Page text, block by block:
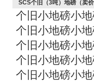
SCS个旧（3吨）地磅（卖
个旧小地磅小
个旧小地磅小
个旧小地磅小
个旧小地磅小
个旧小地磅小